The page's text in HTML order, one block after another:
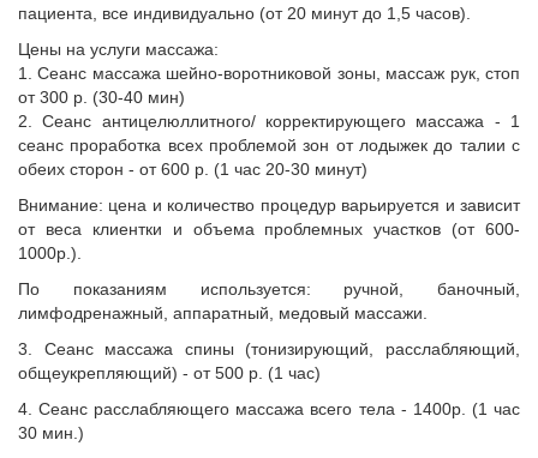
пациента, все индивидуально (от 20 минут до 1,5 часов).
Цены на услуги массажа:
1. Сеанс массажа шейно-воротниковой зоны, массаж рук, стоп
от 300 р. (30-40 мин)
2. Сеанс антицелюллитного/ корректирующего массажа - 1
сеанс проработка всех проблемой зон от лодыжек до талии с
обеих сторон - от 600 р. (1 час 20-30 минут)
Внимание: цена и количество процедур варьируется и зависит
от веса клиентки и объема проблемных участков (от 600-
1000р.).
По показаниям используется: ручной, баночный,
лимфодренажный, аппаратный, медовый массажи.
3. Сеанс массажа спины (тонизирующий, расслабляющий,
общеукрепляющий) - от 500 р. (1 час)
4. Сеанс расслабляющего массажа всего тела - 1400р. (1 час
30 мин.)